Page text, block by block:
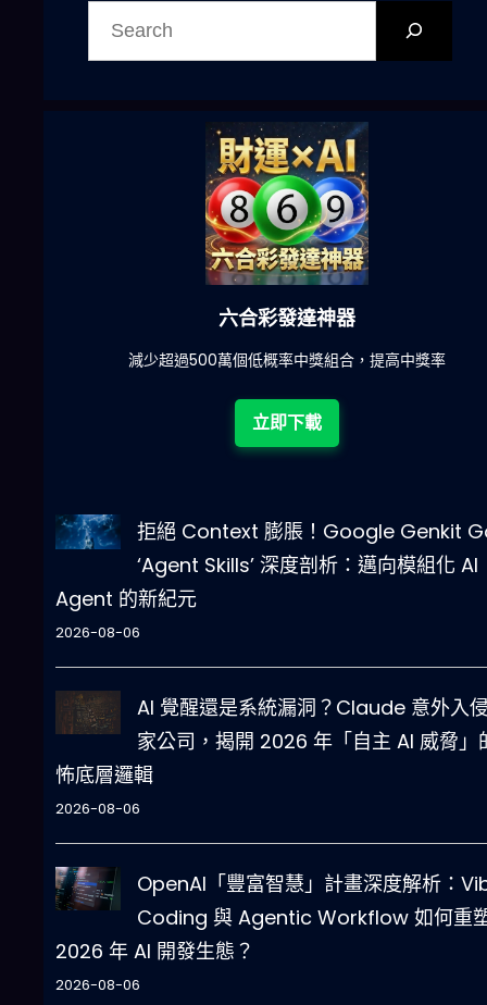
六合彩發達神器
減少超過500萬個低概率中獎組合，提高中獎率
立即下載
拒絕 Context 膨脹！Google Genkit
‘Agent Skills’ 深度剖析：邁向模組化 AI
Agent 的新紀元
2026-08-06
AI 覺醒還是系統漏洞？Claude 意外入
家公司，揭開 2026 年「自主 AI 威脅」
怖底層邏輯
2026-08-06
OpenAI「豐富智慧」計畫深度解析：
Coding 與 Agentic Workflow 如何重
2026 年 AI 開發生態？
2026-08-06